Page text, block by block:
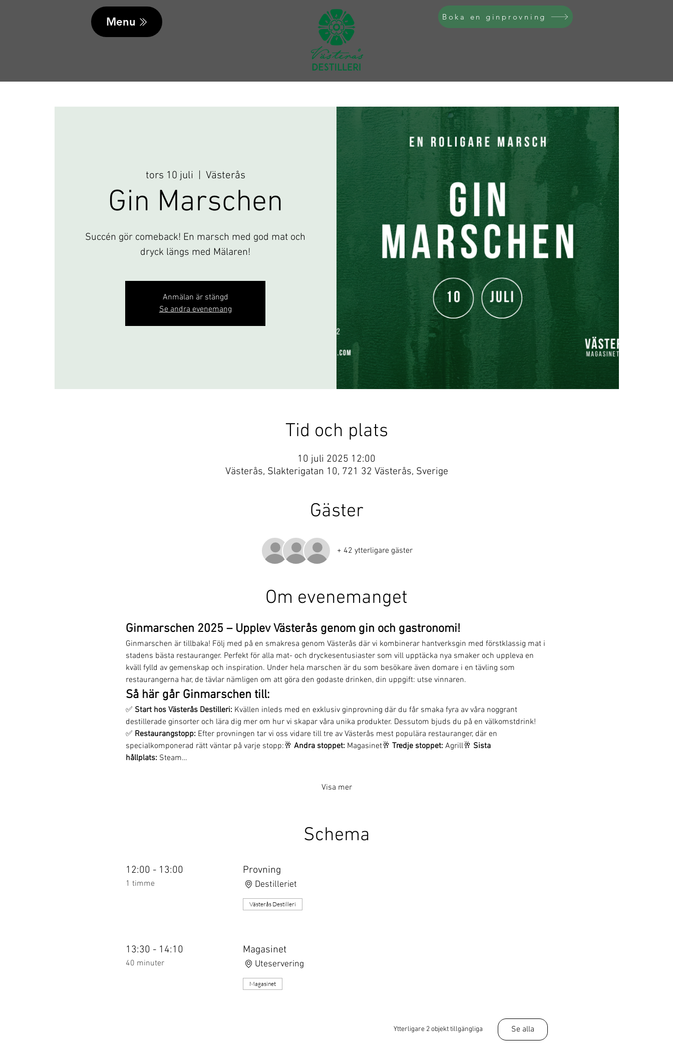
Menu Boka en ginprovning
tors 10 juli
  |
Västerås
Gin Marschen
Succén gör comeback! En marsch med god mat och
dryck längs med Mälaren!
Anmälan är stängd
Se andra evenemang
Tid och plats
10 juli 2025 12:00
Västerås, Slakterigatan 10, 721 32 Västerås, Sverige
Gäster
+ 42 ytterligare gäster
Om evenemanget
Ginmarschen 2025 – Upplev Västerås genom gin och gastronomi!
Ginmarschen är tillbaka! Följ med på en smakresa genom Västerås där vi kombinerar hantverksgin med förstklassig mat i
stadens bästa restauranger. Perfekt för alla mat- och dryckesentusiaster som vill upptäcka nya smaker och uppleva en
kväll fylld av gemenskap och inspiration. Under hela marschen är du som besökare även domare i en tävling som
restaurangerna har, de tävlar nämligen om att göra den godaste drinken, din uppgift: utse vinnaren.
Så här går Ginmarschen till:
✅ Start hos Västerås Destilleri: Kvällen inleds med en exklusiv ginprovning där du får smaka fyra av våra noggrant
destillerade ginsorter och lära dig mer om hur vi skapar våra unika produkter. Dessutom bjuds du på en välkomstdrink!
✅ Restaurangstopp: Efter provningen tar vi oss vidare till tre av Västerås mest populära restauranger, där en
specialkomponerad rätt väntar på varje stopp:🥂 Andra stoppet: Magasinet🥂 Tredje stoppet: Agrill🥂 Sista
hållplats: Steam…
Visa mer
Schema
12:00 - 13:00
1 timme
Provning
Destilleriet
Västerås Destilleri
13:30 - 14:10
40 minuter
Magasinet
Uteservering
Magasinet
Ytterligare 2 objekt tillgängliga Se alla